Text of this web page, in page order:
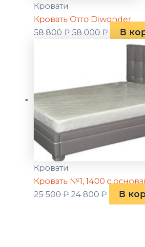
Кровати
Кровать Отто Diwonder
58 800₽ 58 000₽ В
Кровати
Кровать №1, 1400 с
25 500₽ 24 800₽ В